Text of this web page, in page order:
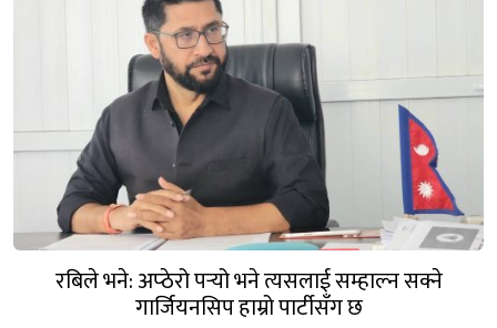
रबिले भने: अप्ठेरो पर्‍यो भने त्यसलाई सम्हाल्न सक्ने
गार्जियनसिप हाम्रो पार्टीसँग छ